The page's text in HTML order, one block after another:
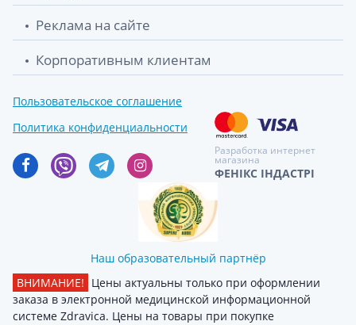
Реклама на сайте
Корпоративным клиентам
Пользовательское соглашение
Политика конфиденциальности
Разработка интернет
магазина
ФЕНІКС ІНДАСТРІ
Наш образовательный партнёр
ВНИМАНИЕ! Цены актуальны только при оформлении
заказа в электронной медицинской информационной
системе Zdravica. Цены на товары при покупке